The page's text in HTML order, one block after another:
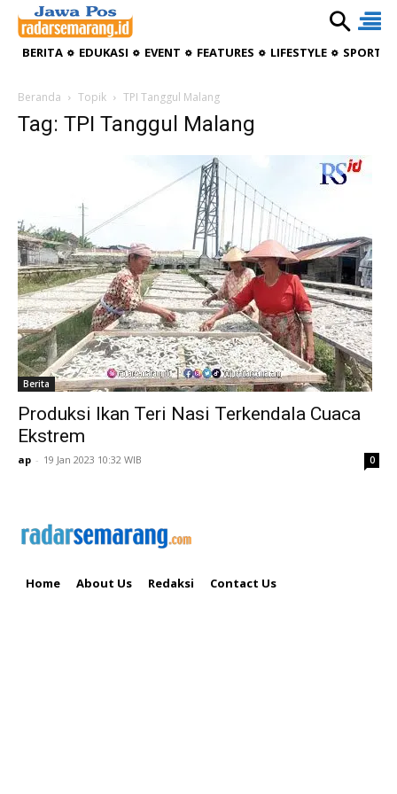
BERITA EDUKASI EVENT FEATURES LIFESTYLE
Beranda Topik TPI Tanggul Malang
Tag: TPI Tanggul Malang
Berita
Produksi Ikan Teri Nasi Terkendala Cuaca
Ekstrem
ap - 19 Jan 2023 10:32 WIB 0
Home About Us Redaksi Contact Us